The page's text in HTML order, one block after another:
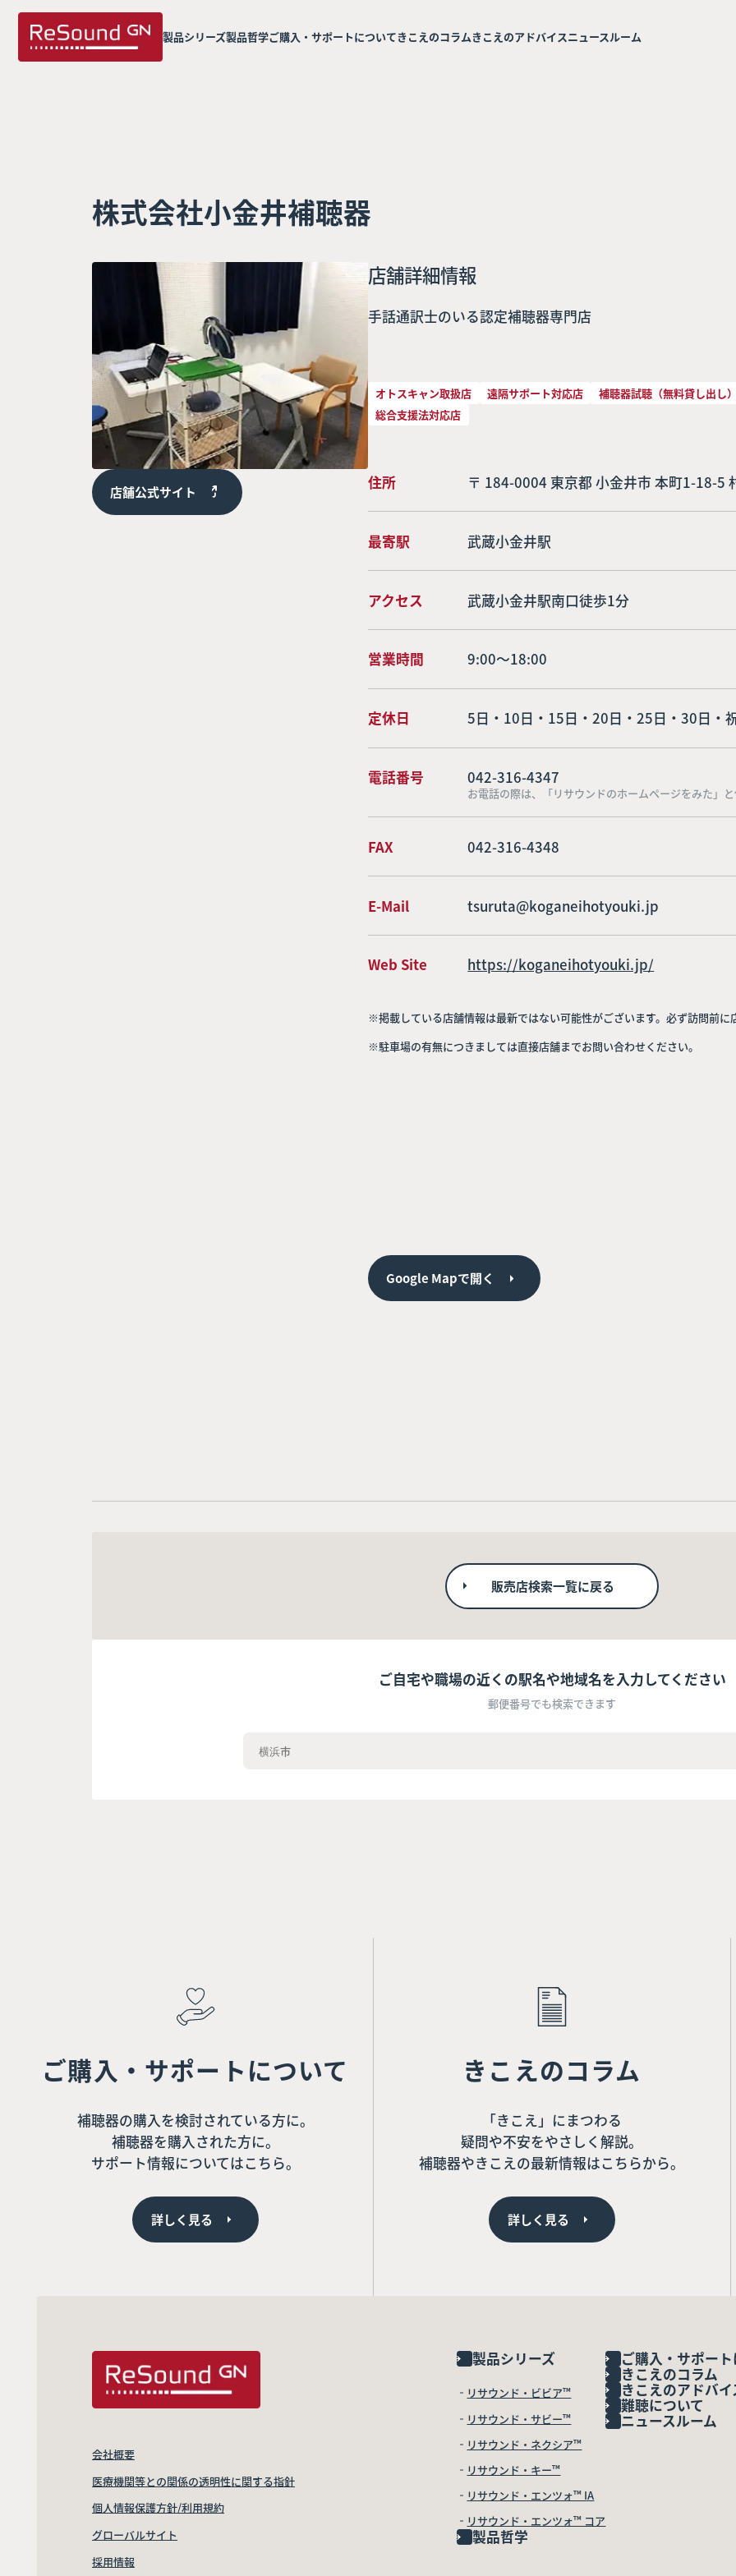
製品シリーズ製品哲学ご購入・サポートについてきこえのコラムきこえのアドバイスニュースルーム
株式会社小金井補聴器
店舗公式サイト
店舗詳細情報
手話通訳士のいる認定補聴器専門店
オトスキャン取扱店 遠隔サポート対応店
補聴器試聴（無料貸し出し
総合支援法対応店
住所 〒 184-0004 東京都 小金井市 本町1-18-5
最寄駅 武蔵小金井駅
アクセス 武蔵小金井駅南口徒歩1分
営業時間 9:00～18:00
定休日 5日・10日・15日・20日・25日・30日・
電話番号 042-316-4347
お電話の際は、「リサウンドのホームページをみた」
FAX 042-316-4348
E-Mail tsuruta@koganeihotyouki.jp
Web Site https://koganeihotyouki.jp/
※掲載している店舗情報は最新ではない可能性がございます。必ず訪問前に
※駐車場の有無につきましては直接店舗までお問い合わせください。
Google Mapで開く
販売店検索一覧に戻る
ご自宅や職場の近くの駅名や地域名を入力してください
郵便番号でも検索できます
ご購入・サポートについて
補聴器の購入を検討されている方に。
補聴器を購入された方に。
サポート情報についてはこちら。
詳しく見る
きこえのコラム
「きこえ」にまつわる
疑問や不安をやさしく解説。
補聴器やきこえの最新情報はこちらから。
詳しく見る
製品シリーズ
リサウンド・ビビア™
リサウンド・サビー™
リサウンド・ネクシア™
リサウンド・キー™
リサウンド・エンツォ™ IA
リサウンド・エンツォ™ コア
製品哲学
ご購入・サポー
きこえのコラム
きこえのアドバイ
難聴について
ニュースルーム
会社概要
医療機関等との関係の透明性に関する指針
個人情報保護方針/利用規約
グローバルサイト
採用情報